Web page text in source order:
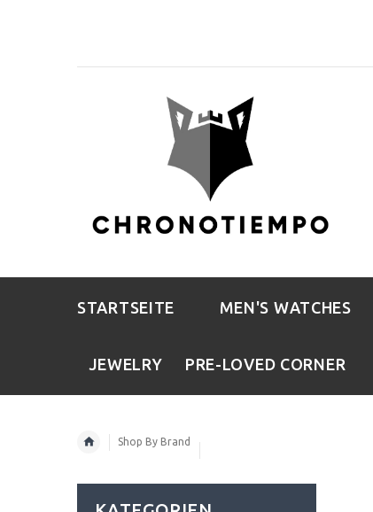
STARTSEITE MEN'S WATCHES
JEWELRY PRE-LOVED CORNER
Shop By Brand